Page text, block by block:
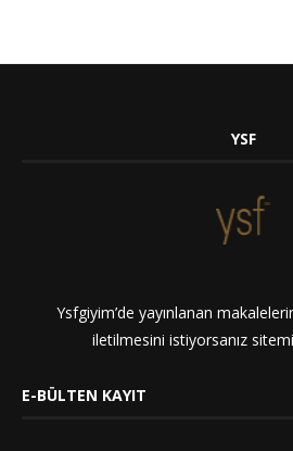
YSF
Ysfgiyim’de yayınlanan
iletilmesini istiyorsanız
E-BÜLTEN KAYIT